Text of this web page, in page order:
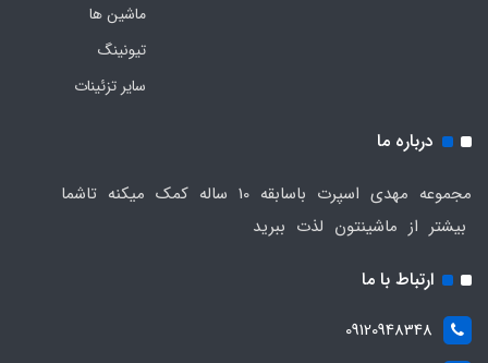
ماشین ها
تیونینگ
سایر تزئینات
درباره ما
مجموعه مهدی اسپرت باسابقه 10 ساله کمک میکنه تاشما
بیشتر از ماشینتون لذت ببرید
ارتباط با ما
09120948348